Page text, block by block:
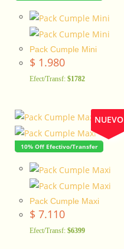
Pack Cumple Mini
$ 1.980
Efect/Transf: $1782
10% Off Efectivo/Transfer
NUEVO
Pack Cumple Maxi
$ 7.110
Efect/Transf: $6399